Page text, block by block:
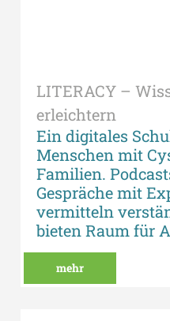
LITERACY –
erleichtern
Ein digitales
Menschen mit
Familien.
Gespräche mit
vermitteln
bieten Raum für
mehr